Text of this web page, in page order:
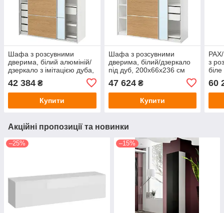
Шафа з розсувними
дверима, білий алюміній/
дзеркало з імітацією дуба,
PAX/MEHAMN/AULI IKEA
696.303.65
42 384 ₴
Купити
Шафа з розсувними
дверима, білий/дзеркало
під дуб, 200x66x236 см
PAX/MEHAMN/AULI IKEA
796.303.55
47 624₴
Купити
з
60
Акційні пропозиції та новинки
–25% –15%